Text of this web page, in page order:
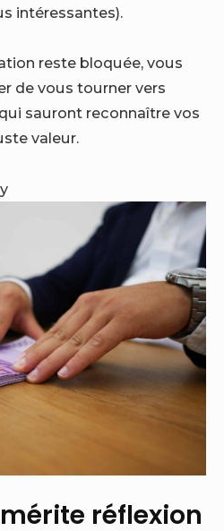
intéressantes).
reste bloquée, vous
de vous tourner vers
sauront reconnaître vos
valeur.
réflexion